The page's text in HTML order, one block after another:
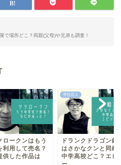
で場所どこ？両親(父母)や兄弟も調査！
ドラゴン鈴木拓
クンと同級生！
どこ？エピソ
男性芸人
バカリズムの高校時
元ヤンで野球一筋？
値37でいつから天才